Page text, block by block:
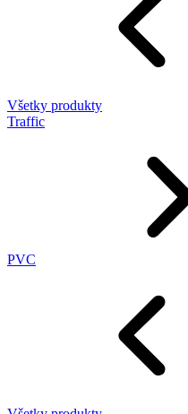
Všetky produkty
Traffic
PVC